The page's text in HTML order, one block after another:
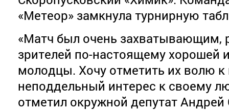
«Метеор» замкнула турнирную
«Матч был очень захватывающим,
зрителей по-настоящему хорошей
молодцы. Хочу отметить их волю к
неподдельный интерес к своему
отметил окружной депутат